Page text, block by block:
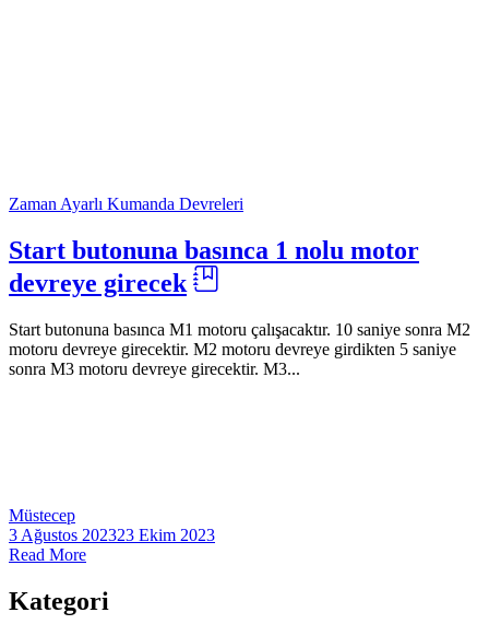
Zaman Ayarlı Kumanda Devreleri
Start butonuna basınca 1 nolu motor
devreye girecek
Start butonuna basınca M1 motoru çalışacaktır. 10 saniye sonra M2
motoru devreye girecektir. M2 motoru devreye girdikten 5 saniye
sonra M3 motoru devreye girecektir. M3...
Müstecep
3 Ağustos 202323 Ekim 2023
Read More
Kategori